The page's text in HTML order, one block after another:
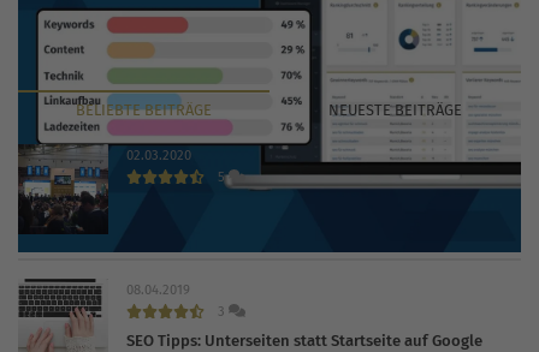
BELIEBTEBEITRÄGE NEUESTEBEITRÄGE
02.03.2020
5
08.04.2019
3
SEO Tipps: Unterseiten statt Startseite auf Google